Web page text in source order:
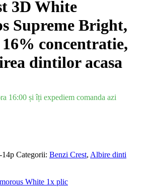
3D White
Supreme Bright,
concentratie,
dintilor acasa
16:00 și îți expediem comanda azi
14p Categorii: Benzi Crest, Albire dinti